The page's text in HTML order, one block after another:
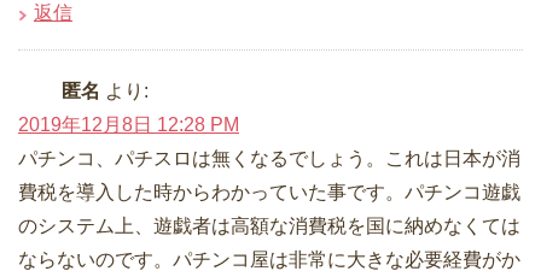
返信
匿名 より:
2019年12月8日 12:28 PM
パチンコ、パチスロは無くなるでしょう。これは日本が消
費税を導入した時からわかっていた事です。パチンコ遊戯
のシステム上、遊戯者は高額な消費税を国に納めなくては
ならないのです。パチンコ屋は非常に大きな必要経費がか